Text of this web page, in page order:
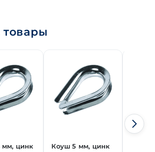
мм, цинк Коуш 5 мм, цинк